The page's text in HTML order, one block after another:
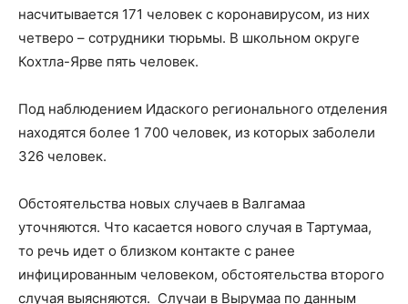
насчитывается 171 человек с коронавирусом, из них
четверо – сотрудники тюрьмы. В школьном округе
Кохтла-Ярве пять человек.
Под наблюдением Идаского регионального отделения
находятся более 1 700 человек, из которых заболели
326 человек.
Обстоятельства новых случаев в Валгамаа
уточняются. Что касается нового случая в Тартумаа,
то речь идет о близком контакте с ранее
инфицированным человеком, обстоятельства второго
случая выясняются. Случаи в Вырумаа по данным